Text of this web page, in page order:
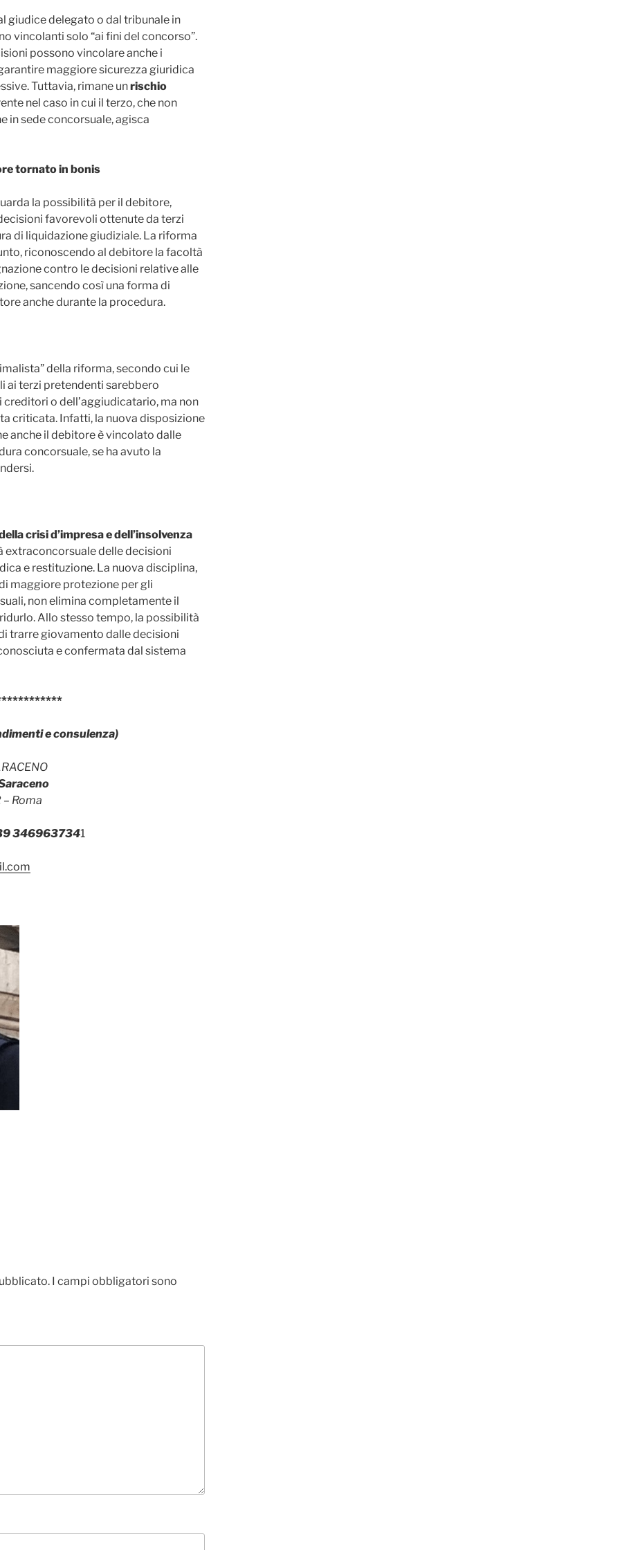
giudice delegato o dal tribunale in
vincolanti solo “ai fini del concorso”.
possono vincolare anche i
maggiore sicurezza giuridica
Tuttavia, rimane unrischio
nel caso in cui il terzo, che non
in sede concorsuale, agisca
tornato in bonis
la possibilità per il debitore,
favorevoli ottenute da terzi
di liquidazione giudiziale. La riforma
riconoscendo al debitore la facoltà
contro le decisioni relative alle
sancendo così una forma di
anche durante la procedura.
della riforma, secondo cui le
ai terzi pretendenti sarebbero
o dell’aggiudicatario, ma non
criticata. Infatti, la nuova disposizione
anche il debitore è vincolato dalle
concorsuale, se ha avuto la
crisi d’impresa e dell’insolvenza
extraconcorsuale delle decisioni
e restituzione. La nuova disciplina,
maggiore protezione per gli
non elimina completamente il
Allo stesso tempo, la possibilità
trarre giovamento dalle decisioni
e confermata dal sistema
e consulenza)
Roma
3469637341
I campi obbligatori sono